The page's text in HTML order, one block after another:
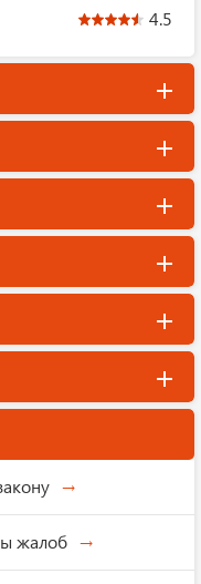
4.5
жалоб